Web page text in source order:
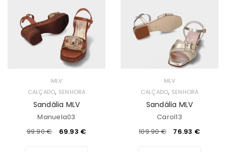
MLV
CALÇADO, SENHORA
Sandália MLV
Manuela03
99.90€ 69.93 €
MLV
CALÇADO, SENHORA
Sandália MLV
Carol13
109.90€ 76.93 €